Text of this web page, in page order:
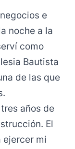
e
noche a la
como
Bautista
de las que
años de
El
ejercer mi